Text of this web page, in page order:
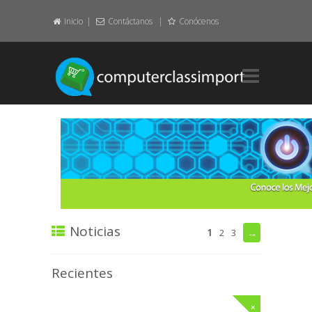
Inicio Contáctanos Conócenos
Home.
Layout.
Element.
Noticias
Recientes
1 2 3 →
+